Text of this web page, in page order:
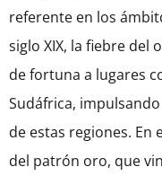
referente en los
siglo XIX, la fiebre del
de fortuna a lugares
Sudáfrica,
de estas regiones. En
del patrón oro, que